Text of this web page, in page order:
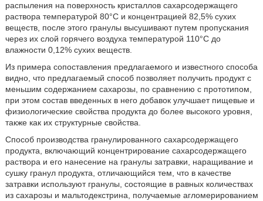
распыления на поверхность кристаллов сахарсодержащего
раствора температурой 80°С и концентрацией 82,5% сухих
веществ, после этого гранулы высушивают путем пропускания
через их слой горячего воздуха температурой 110°С до
влажности 0,12% сухих веществ.
Из примера сопоставления предлагаемого и известного способа
видно, что предлагаемый способ позволяет получить продукт с
меньшим содержанием сахарозы, по сравнению с прототипом,
при этом состав введенных в него добавок улучшает пищевые и
физиологические свойства продукта до более высокого уровня,
также как их структурные свойства.
Способ производства гранулированного сахарсодержащего
продукта, включающий концентрирование сахарсодержащего
раствора и его нанесение на гранулы затравки, наращивание и
сушку гранул продукта, отличающийся тем, что в качестве
затравки используют гранулы, состоящие в равных количествах
из сахарозы и мальтодекстрина, получаемые агломерированием